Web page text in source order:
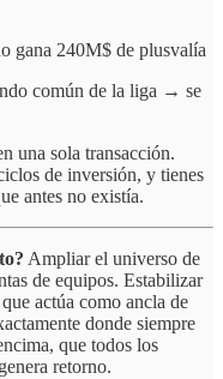
gana 240M$ de plusvalía
común de la liga → se
una sola transacción.
de inversión, y tienes
antes no existía.
Ampliar el universo de
de equipos. Estabilizar
actúa como ancla de
donde siempre
que todos los
retorno.